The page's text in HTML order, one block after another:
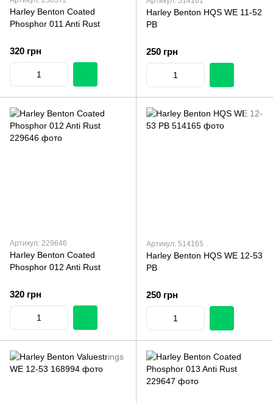
Harley Benton Coated
Phosphor 011 Anti Rust
320 грн
Harley Benton HQS WE 11-52
PB
250 грн
Артикул: 229646
Harley Benton Coated
Phosphor 012 Anti Rust
320 грн
Артикул: 514165
Harley Benton HQS WE 12-53
PB
250 грн